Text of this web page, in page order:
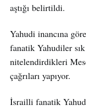
aştığı belirtildi.
Yahudi inancına
fanatik Yahudiler
nitelendirdikleri
çağrıları yapıyor.
İsrailli fanatik